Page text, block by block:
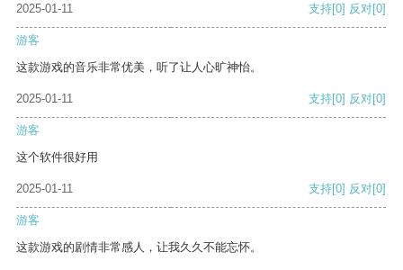
2025-01-11
支持[0] 反对[0]
游客
这款游戏的音乐非常优美，听了让人心旷神怡。
2025-01-11 支持[0] 反对[0]
游客
这个软件很好用
2025-01-11 支持[0] 反对[0]
游客
这款游戏的剧情非常感人，让我久久不能忘怀。